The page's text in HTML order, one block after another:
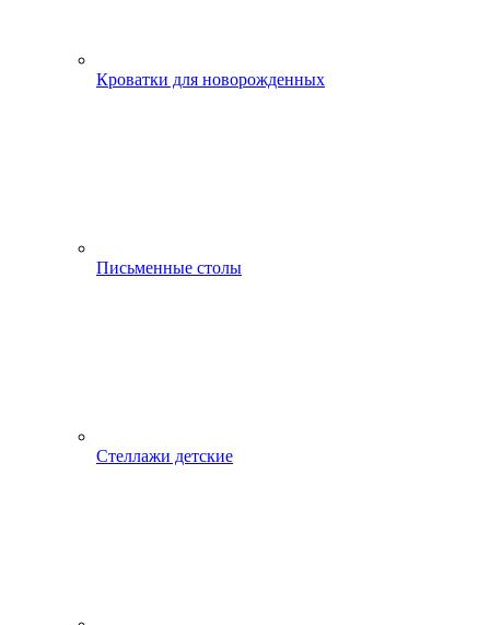
Кроватки для новорожденных
Письменные столы
Стеллажи детские